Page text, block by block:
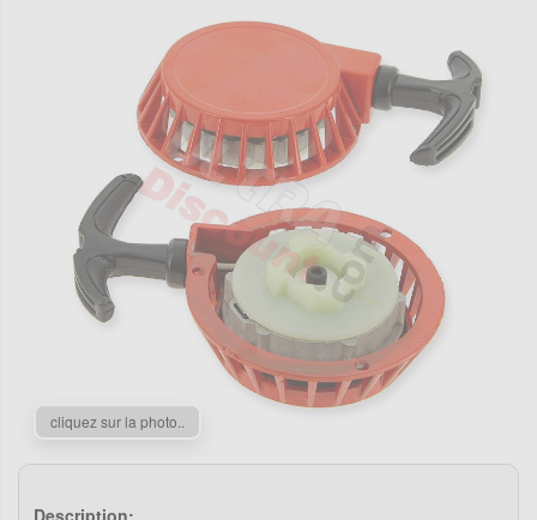
cliquez sur la photo..
Description: